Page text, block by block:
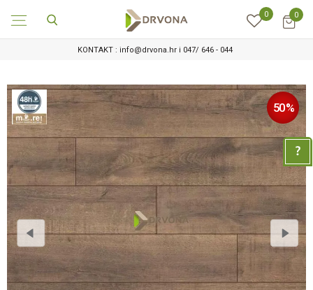
0 0
KONTAKT : info@drvona.hr i 047/ 646 - 044
50%